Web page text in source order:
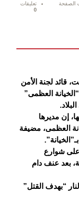
الصفحة
تعليقات
0
قائد لجنة الأمن
العظمى”
إن مديرها
العظمى، مضيفة
على شوارع
بعد عنف دام
“بهدف القتل”